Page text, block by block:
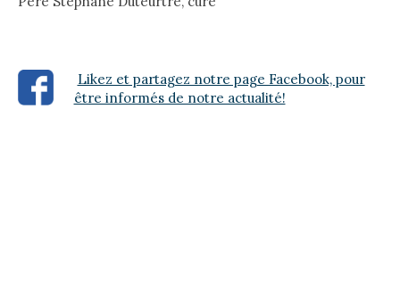
Likez et partagez notre page Facebook, pour
être informés de notre actualité!